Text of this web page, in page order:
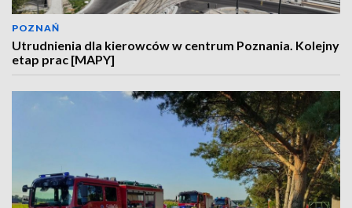
POZNAŃ
Utrudnienia dla kierowców w centrum Poznania. Kolejny
etap prac [MAPY]